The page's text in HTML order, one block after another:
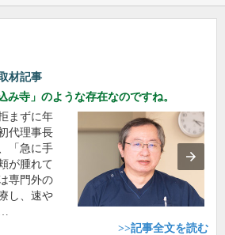
材記事
寺」のような存在なのですね。
まずに年
代理事長
「急に手
が腫れて
専門外の
し、速や
>>記事全文を読む